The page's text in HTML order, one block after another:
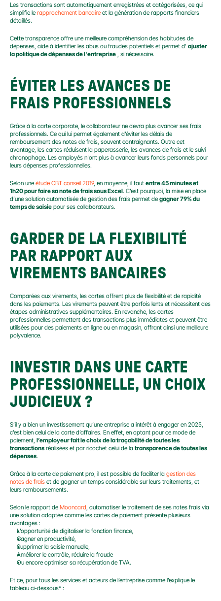
Les transactions sont automatiquement enregistrées et catégorisées, ce qui
simplifie le rapprochement bancaire et la génération de rapports financiers
détaillés.
Cette transparence offre une meilleure compréhension des habitudes de
dépenses, aide à identifier les abus ou fraudes potentiels et permet d' ajuster
la politique de dépenses de l'entreprise , si nécessaire.
ÉVITER LES AVANCES DE
FRAIS PROFESSIONNELS
Grâce à la carte corporate, le collaborateur ne devra plus avancer ses frais
professionnels. Ce qui lui permet également d’éviter les délais de
remboursement des notes de frais, souvent contraignants. Outre cet
avantage, les cartes réduisent la paperasserie, les avances de frais et le suivi
chronophage. Les employés n'ont plus à avancer leurs fonds personnels pour
leurs dépenses professionnelles.
Selon une étude CBT conseil 2019, en moyenne, il faut entre 45 minutes et
1h20 pour faire sa note de frais sous Excel. C’est pourquoi, la mise en place
d’une solution automatisée de gestion des frais permet de gagner 79% du
temps de saisie pour ses collaborateurs.
GARDER DE LA FLEXIBILITÉ
PAR RAPPORT AUX
VIREMENTS BANCAIRES
Comparées aux virements, les cartes offrent plus de flexibilité et de rapidité
dans les paiements. Les virements peuvent être parfois lents et nécessitent des
étapes administratives supplémentaires. En revanche, les cartes
professionnelles permettent des transactions plus immédiates et peuvent être
utilisées pour des paiements en ligne ou en magasin, offrant ainsi une meilleure
polyvalence.
INVESTIR DANS UNE CARTE
PROFESSIONNELLE, UN CHOIX
JUDICIEUX ?
S’il y a bien un investissement qu’une entreprise a intérêt à engager en 2025,
c’est bien celui de la carte d’affaires. En effet, en optant pour ce mode de
paiement, l’employeur fait le choix de la traçabilité de toutes les
transactions réalisées et par ricochet celui de la transparence de toutes les
dépenses.
Grâce à la carte de paiement pro, il est possible de faciliter la gestion des
notes de frais et de gagner un temps considérable sur leurs traitements, et
leurs remboursements.
Selon le rapport de Mooncard , automatiser le traitement de ses notes frais via
une solution adaptée comme les cartes de paiement présente plusieurs
avantages :
L’opportunité de digitaliser la fonction finance,
Gagner en productivité,
Supprimer la saisie manuelle,
Améliorer le contrôle, réduire la fraude
Ou encore optimiser sa récupération de TVA.
Et ce, pour tous les services et acteurs de l’entreprise comme l’explique le
tableau ci-dessous* :